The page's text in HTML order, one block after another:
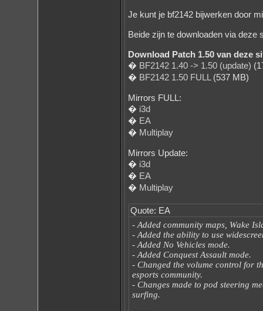
Je kunt je bf2142 bijwerken door
Beide zijn te downloaden via deze
Download Patch 1.50 van deze
� BF2142 1.40 -> 1.50 (update)
� BF2142 1.50 FULL (537 MB)
Mirrors FULL:
� i3d
� EA
� Multiplay
Mirrors Update:
� i3d
� EA
� Multiplay
Quote: EA
- Added community maps, Wake
- Added the ability to use
- Added No Vehicles mode.
- Added Conquest Assault mode.
- Changed the volume control for
esports community.
- Changes made to pod steering
surfing.